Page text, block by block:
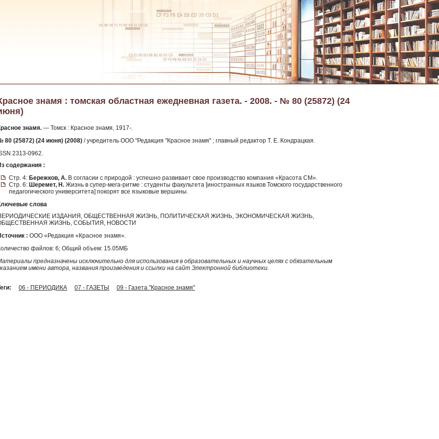
знамя : томская областная ежедневная газета. - 2008. - № 80 (25872) (24
знамя. — Томск : Красное знамя, 1917-.
80 (25872) (24 июня) (2008) / учредитель ООО "Редакция "Красное знамя" ; главный редактор Т. Е. Кондрацкая.
2313-0962.
содержания :
Стр. 4: Бережков, А. В согласии с природой : успешно развивает свое производство компания «Красота СМ».
Стр. 6: Шеремет, Н. Жизнь в супер-мега-ритме : студенты факультета [иностранных языков Томского государственного
педагогического университета] покорят все языковые вершины.
слова
ИЗДАНИЯ, ОБЩЕСТВЕННАЯ ЖИЗНЬ, ПОЛИТИЧЕСКАЯ ЖИЗНЬ, ЭКОНОМИЧЕСКАЯ ЖИЗНЬ,
ЖИЗНЬ, СОБЫТИЯ, НОВОСТИ
: ООО «Редакция «Красное знамя».
файлов: 6; Общий объем: 15.05МБ
предназначены исключительно для использования в образовательных и научных целях с обязательным
имени автора, названия произведения и ссылки на сайт Электронной библиотеки.
06 - ПЕРИОДИКА 07 - ГАЗЕТЫ 09 - Газета "Красное знамя"